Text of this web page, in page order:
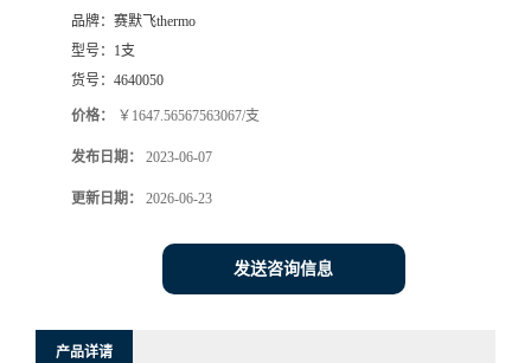
品牌： 赛默飞thermo
型号： 1支
货号： 4640050
价格： ￥1647.56567563067/支
发布日期： 2023-06-07
更新日期： 2026-06-23
发送咨询信息
产品详请